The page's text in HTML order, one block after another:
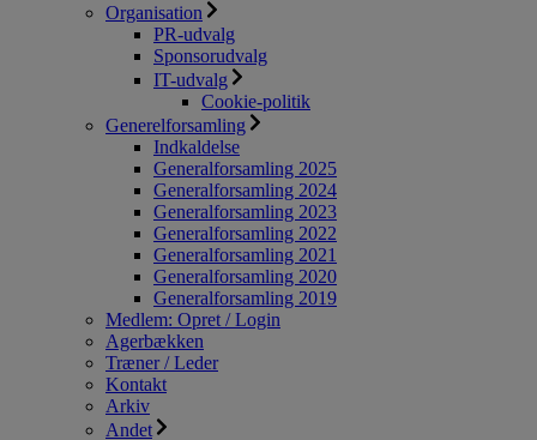
Organisation
PR-udvalg
Sponsorudvalg
IT-udvalg
Cookie-politik
Generelforsamling
Indkaldelse
Generalforsamling 2025
Generalforsamling 2024
Generalforsamling 2023
Generalforsamling 2022
Generalforsamling 2021
Generalforsamling 2020
Generalforsamling 2019
Medlem: Opret / Login
Agerbækken
Træner / Leder
Kontakt
Arkiv
Andet